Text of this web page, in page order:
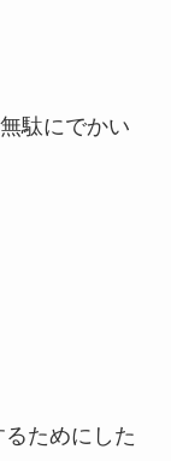
駄にでかい
ためにした